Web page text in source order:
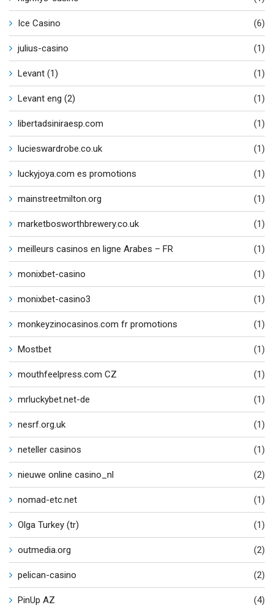
Ice Casino (6)
julius-casino (1)
Levant (1) (1)
Levant eng (2) (1)
libertadsiniraesp.com (1)
lucieswardrobe.co.uk (1)
luckyjoya.com es promotions (1)
mainstreetmilton.org (1)
marketbosworthbrewery.co.uk (1)
meilleurs casinos en ligne Arabes – FR (1)
monixbet-casino (1)
monixbet-casino3 (1)
monkeyzinocasinos.com fr promotions (1)
Mostbet (1)
mouthfeelpress.com CZ (1)
mrluckybet.net-de (1)
nesrf.org.uk (1)
neteller casinos (1)
nieuwe online casino_nl (2)
nomad-etc.net (1)
Olga Turkey (tr) (1)
outmedia.org (2)
pelican-casino (2)
PinUp AZ (4)